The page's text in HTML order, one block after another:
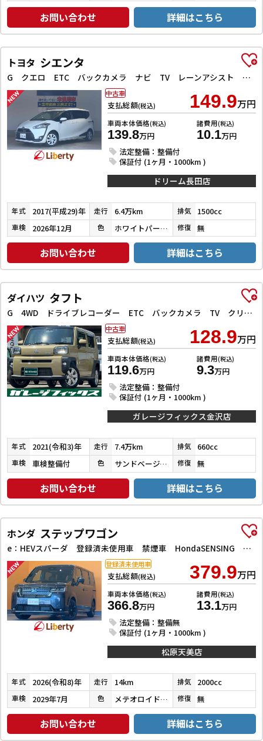
お問い合わせ 詳細はこちら
トヨタ シエンタ
G クエロ ETC バックカメラ ナビ TV レーンアシスト 衝突被害軽減システム 両側電動スライドドア オートマチックハイビーム オートライト LEDヘッドランプ スマートキー アイドリングストップ
支払総額(税込) 149.9万円
車両本体価格(税込)
139.8万円
諸費用(税込)
10.1万円
法定整備：整備付
保証付 (1ヶ月・1000km )
中古車
ドリーム長田店
年式 2017(平成29)年 走行 6.4万km 排気 1500cc
車検 2026年12月 色 ホワイトパールクリスタルシャイン 修復 無
お問い合わせ 詳細はこちら
ダイハツ タフト
G 4WD ドライブレコーダー ETC バックカメラ TV クリアランスソナー レーンアシスト 衝突被害軽減システム オートライト LEDヘッドランプ ヘッドライトウォッシャー スマートキー
支払総額(税込) 128.9万円
車両本体価格(税込)
119.6万円
諸費用(税込)
9.3万円
法定整備：整備付
保証付 (1ヶ月・1000km )
中古車
ガレージフィックス金沢店
年式 2021(令和3)年 走行 7.4万km 排気 660cc
車検 車検整備付 色 サンドベージュメタリック 修復 無
お問い合わせ 詳細はこちら
ホンダ ステップワゴン
e：HEVスパーダ 登録済未使用車 禁煙車 HondaSENSING 両側自動ドア アダプティブクルーズコントロール 電子パーキング パワーバックドア アダプティブクルーズコントロール ブラインドスポットモニター
支払総額(税込) 379.9万円
車両本体価格(税込)
366.8万円
諸費用(税込)
13.1万円
法定整備：整備無
保証付 (1ヶ月・1000km )
登録済未使用車
松原天美店
年式 2026(令和8)年 走行 14km 排気 2000cc
車検 2029年7月 色 メテオロイドグレーメタリック 修復 無
お問い合わせ 詳細はこちら